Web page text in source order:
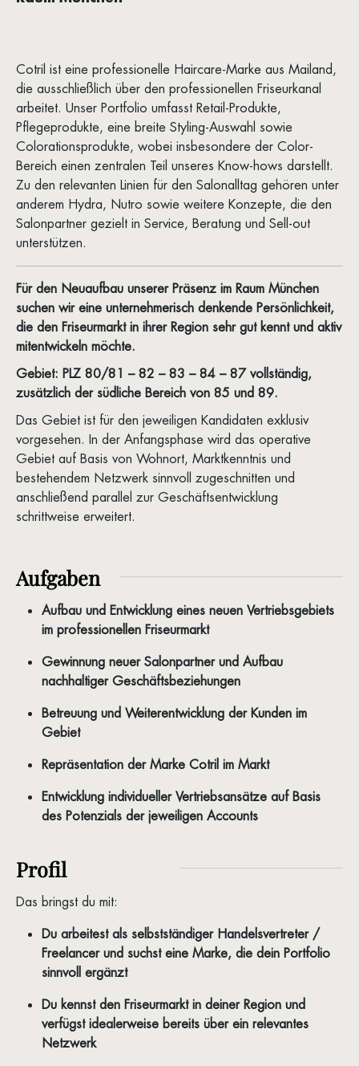
Cotril ist eine professionelle Haircare-Marke aus Mailand,
die ausschließlich über den professionellen Friseurkanal
arbeitet. Unser Portfolio umfasst Retail-Produkte,
Pflegeprodukte, eine breite Styling-Auswahl sowie
Colorationsprodukte, wobei insbesondere der Color-
Bereich einen zentralen Teil unseres Know-hows darstellt.
Zu den relevanten Linien für den Salonalltag gehören unter
anderem Hydra, Nutro sowie weitere Konzepte, die den
Salonpartner gezielt in Service, Beratung und Sell-out
unterstützen.
Für den Neuaufbau unserer Präsenz im Raum München
suchen wir eine unternehmerisch denkende Persönlichkeit,
die den Friseurmarkt in ihrer Region sehr gut kennt und aktiv
mitentwickeln möchte.
Gebiet: PLZ 80/81 – 82 – 83 – 84 – 87 vollständig,
zusätzlich der südliche Bereich von 85 und 89.
Das Gebiet ist für den jeweiligen Kandidaten exklusiv
vorgesehen. In der Anfangsphase wird das operative
Gebiet auf Basis von Wohnort, Marktkenntnis und
bestehendem Netzwerk sinnvoll zugeschnitten und
anschließend parallel zur Geschäftsentwicklung
schrittweise erweitert.
Aufgaben
Aufbau und Entwicklung eines neuen Vertriebsgebiets
im professionellen Friseurmarkt
Gewinnung neuer Salonpartner und Aufbau
nachhaltiger Geschäftsbeziehungen
Betreuung und Weiterentwicklung der Kunden im
Gebiet
Repräsentation der Marke Cotril im Markt
Entwicklung individueller Vertriebsansätze auf Basis
des Potenzials der jeweiligen Accounts
Profil
Das bringst du mit:
Du arbeitest als selbstständiger Handelsvertreter /
Freelancer und suchst eine Marke, die dein Portfolio
sinnvoll ergänzt
Du kennst den Friseurmarkt in deiner Region und
verfügst idealerweise bereits über ein relevantes
Netzwerk